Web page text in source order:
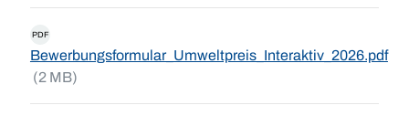
PDF
Bewerbungsformular_Umweltpreis_Interaktiv_2026.pdf
(2 MB)